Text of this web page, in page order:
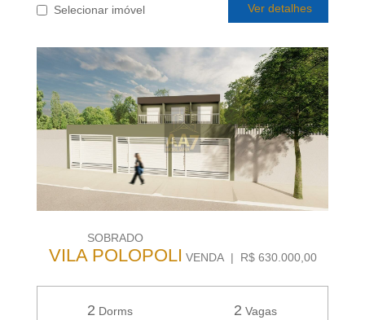
Selecionar imóvel Ver detalhes
SOBRADO
VILA POLOPOLI VENDA | R$ 630.000,00
2 Dorms 2 Vagas